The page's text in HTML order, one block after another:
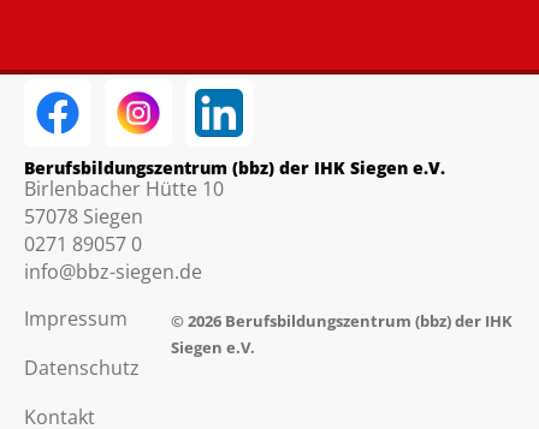
Berufsbildungszentrum (bbz) der IHK Siegen e.V.
Birlenbacher Hütte 10
57078 Siegen
0271 89057 0
info@bbz-siegen.de
Impressum
Datenschutz
Kontakt
© 2026 Berufsbildungszentrum (bbz) der IHK
Siegen e.V.